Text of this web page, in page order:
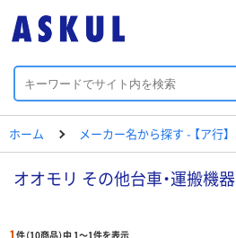
ホーム メーカー名から探す - 【ア行】
オオモリ その他台車・運搬機器
1件（10商品）中 1～1件を表示